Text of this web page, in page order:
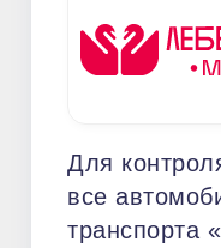
Для
все
транспорта